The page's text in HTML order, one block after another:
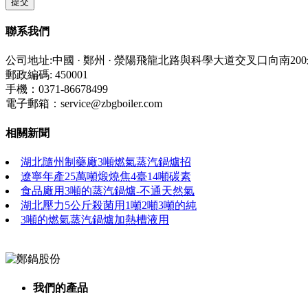
聯系我們
公司地址:中國 · 鄭州 · 滎陽飛龍北路與科學大道交叉口向南
郵政編碼: 450001
手機：0371-86678499
電子郵箱：service@zbgboiler.com
相關新聞
湖北隨州制藥廠3噸燃氣蒸汽鍋爐招
遼寧年產25萬噸煅燒焦4臺14噸碳素
食品廠用3噸的蒸汽鍋爐-不通天然氣
湖北壓力5公斤殺菌用1噸2噸3噸的純
3噸的燃氣蒸汽鍋爐加熱槽液用
我們的產品